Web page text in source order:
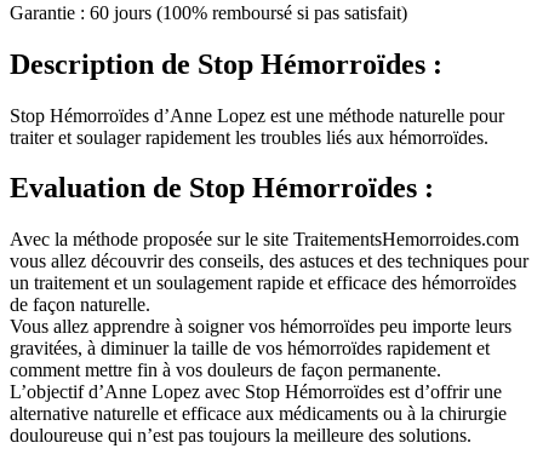
Garantie : 60 jours (100% remboursé si pas satisfait)
Description de Stop Hémorroïdes :
Stop Hémorroïdes d’Anne Lopez est une méthode naturelle pour
traiter et soulager rapidement les troubles liés aux hémorroïdes.
Evaluation de Stop Hémorroïdes :
Avec la méthode proposée sur le site TraitementsHemorroides.com
vous allez découvrir des conseils, des astuces et des techniques pour
un traitement et un soulagement rapide et efficace des hémorroïdes
de façon naturelle.
Vous allez apprendre à soigner vos hémorroïdes peu importe leurs
gravitées, à diminuer la taille de vos hémorroïdes rapidement et
comment mettre fin à vos douleurs de façon permanente.
L’objectif d’Anne Lopez avec Stop Hémorroïdes est d’offrir une
alternative naturelle et efficace aux médicaments ou à la chirurgie
douloureuse qui n’est pas toujours la meilleure des solutions.